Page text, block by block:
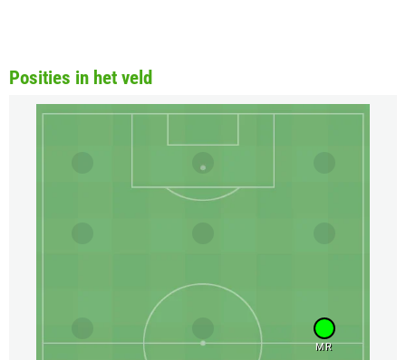
Posities in het veld
MR